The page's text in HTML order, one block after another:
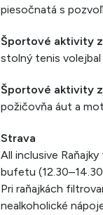
piesočnatá s
Športové aktivity
stolný tenis
Športové aktivity
požičovňa áut a
Strava
All inclusive
bufetu
Pri raňajkách
nealkoholické